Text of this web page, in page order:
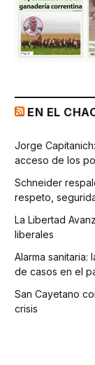
EN EL
Jorge
acceso de los
Schneider
respeto,
La Libertad
liberales
Alarma sanitaria:
de casos en el
San Cayetano
crisis